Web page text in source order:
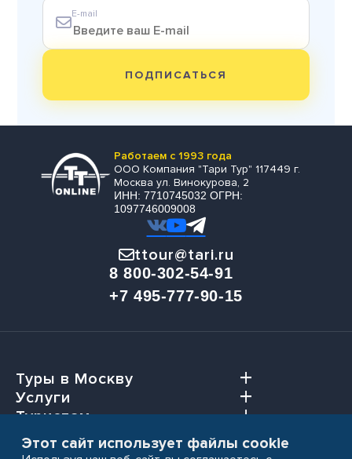
E-mail
ПОДПИСАТЬСЯ
Работаем с 1993 года
ООО Компания "Тари Тур" 117449 г.
Москва ул. Винокурова, 2
ИНН: 7710745032 ОГРН:
1097746009008
ttour@tari.ru
8 800-302-54-91
+7 495-777-90-15
Туры в Москву
Услуги
Туристам
Агентствам
Этот сайт использует файлы cookie